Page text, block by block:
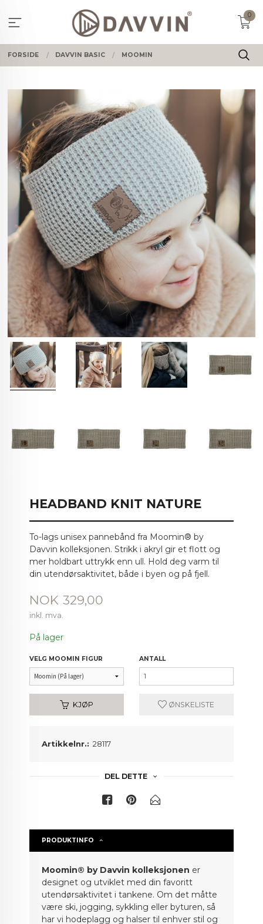
innholdet
0
FORSIDE DAVVIN BASIC MOOMIN
HEADBAND KNIT NATURE
To-lags unisex pannebånd fra Moomin® by
Davvin kolleksjonen. Strikk i akryl gir et flott og
mer holdbart uttrykk enn ull. Hold deg varm til
din utendørsaktivitet, både i byen og på fjell.
Pris
NOK 329,00
inkl. mva.
På lager
VELG MOOMIN FIGUR ANTALL
KJØP ØNSKELISTE
Artikkelnr.: 28117
DEL DETTE
PRODUKTINFO
Moomin® by Davvin kolleksjonen er
designet og utviklet med din favoritt
utendørsaktivitet i tankene. Om det måtte
være ski, jogging, sykkling eller byturen, så
har vi hodeplagg og halser til enhver stil og